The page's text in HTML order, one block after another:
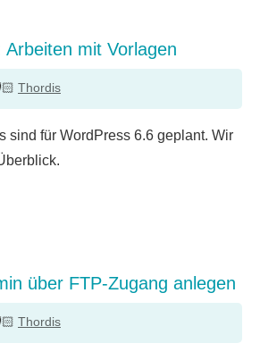
mit Vorlagen
Thordis
sind für WordPress 6.6 geplant. Wir
über FTP-Zugang anlegen
Thordis